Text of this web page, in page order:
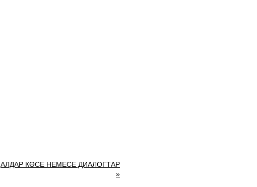
АЛДАР КӨСЕ НЕМЕСЕ ДИАЛОГТАР
»